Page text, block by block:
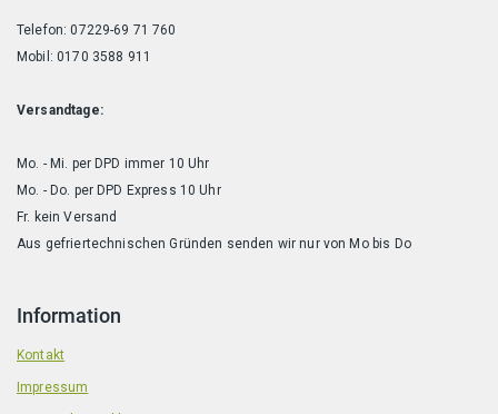
Telefon: 07229-69 71 760
Mobil: 0170 3588 911
Versandtage:
Mo. - Mi. per DPD immer 10 Uhr
Mo. - Do. per DPD Express 10 Uhr
Fr. kein Versand
Aus gefriertechnischen Gründen senden wir nur von Mo bis Do
Information
Kontakt
Impressum